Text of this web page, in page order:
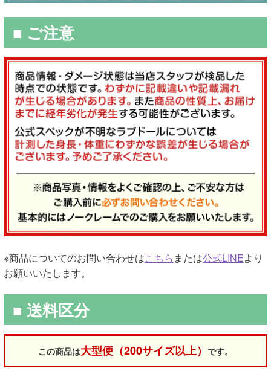
■ ご注意
※商品についてのお問い合わせはこちら または公式LINEより
お願いいたします。
■ 送料区分
この商品は大型便（200サイズ以上） です。